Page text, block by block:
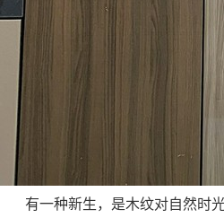
有一种新生，是木纹对自然时光